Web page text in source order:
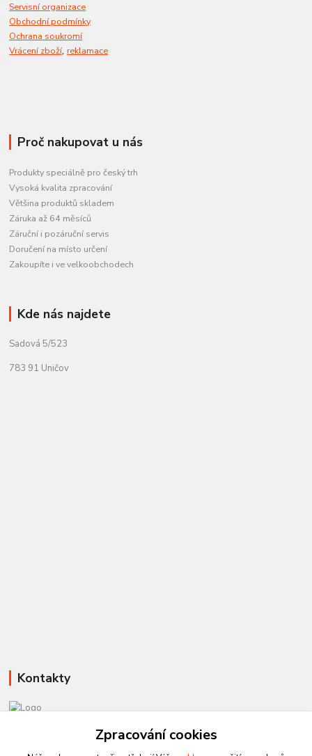
Servisní organizace
Obchodní podmínky
Ochrana soukromí
Vrácení zboží,reklamace
Proč nakupovat u nás
Produkty speciálně pro český trh
Vysoká kvalita zpracování
Většina produktů skladem
Záruka až 64 měsíců
Záruční i pozáruční servis
Doručení na místo určení
Zakoupíte i ve velkoobchodech
Kde nás najdete
Sadová 5/523
783 91 Uničov
Kontakty
Zpracování cookies